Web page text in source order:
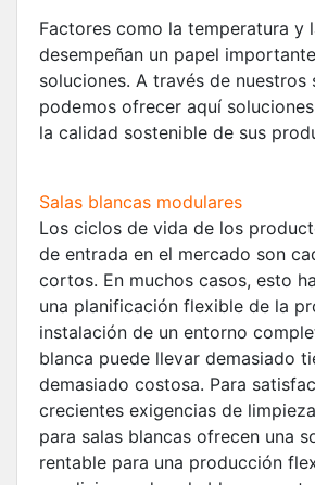
Factores como la temperatura y
desempeñan un papel
soluciones. A través de nuestros
podemos ofrecer aquí
la calidad sostenible de sus
Salas blancas modulares
Los ciclos de vida de los
de entrada en el mercado son
cortos. En muchos casos, esto
una planificación flexible de la
instalación de un entorno
blanca puede llevar demasiado
demasiado costosa. Para
crecientes exigencias de
para salas blancas ofrecen una
rentable para una producción